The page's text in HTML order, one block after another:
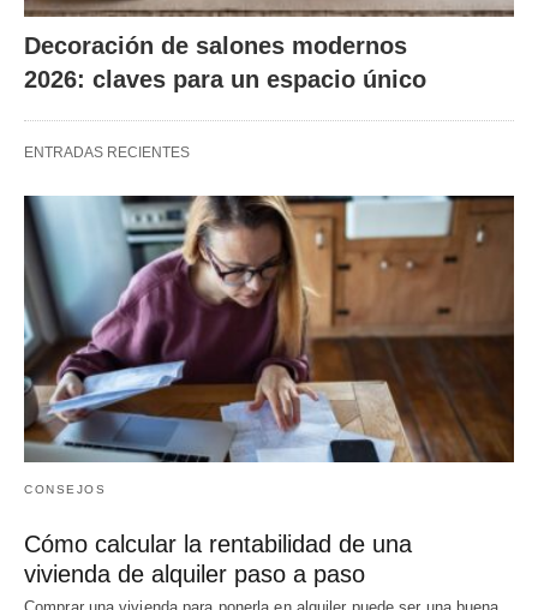
Decoración de salones modernos
2026: claves para un espacio único
ENTRADAS RECIENTES
CONSEJOS
Cómo calcular la rentabilidad de una
vivienda de alquiler paso a paso